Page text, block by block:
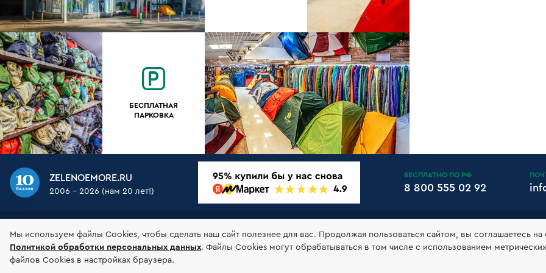
БЕСПЛАТНАЯ
ПАРКОВКА
ZELENOEMORE.RU
2006 - 2026 (нам 20 лет!)
БЕСПЛАТНО ПО РФ
8 800 555 02 92
О НАС МАГАЗИН ДОСТАВКА ОПЛАТА ГАРАНТИИ И ВОЗВРАТ КЛУБ 10БАЛЛОВ КОНТАКТЫ
© 2006-2026 Зеленоеморе
Мы используем файлы Сookies, чтобы сделать наш сайт полезнее для вас. Продолжая пользоваться сайтом, вы соглашаетесь
Политикой обработки персональных данных. Файлы Cookies могут обрабатываться в том числе с использованием
файлов Cookies в настройках браузера.